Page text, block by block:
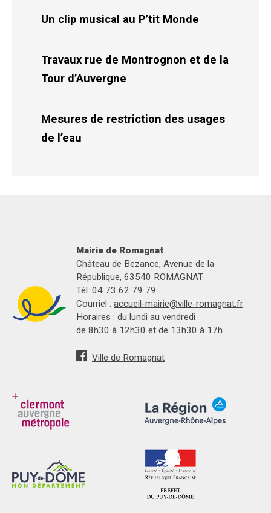
Un clip musical au P’tit Monde
Travaux rue de Montrognon et de la
Tour d’Auvergne
Mesures de restriction des usages
de l’eau
Mairie de Romagnat
Château de Bezance, Avenue de la
République, 63540 ROMAGNAT
Tél. 04 73 62 79 79
Courriel : accueil-mairie@ville-romagnat.fr
Horaires : du lundi au vendredi
de 8h30 à 12h30 et de 13h30 à 17h
Ville de Romagnat